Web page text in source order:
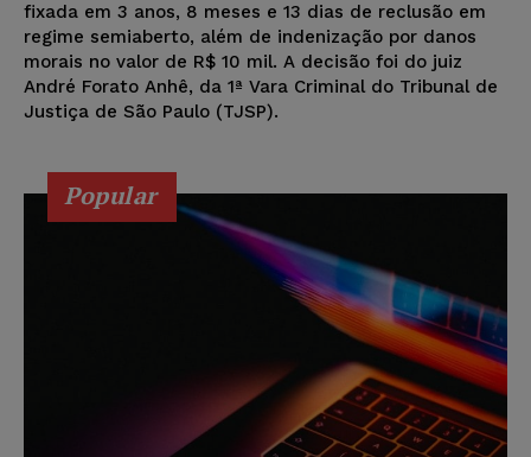
fixada em 3 anos, 8 meses e 13 dias de reclusão em
regime semiaberto, além de indenização por danos
morais no valor de R$ 10 mil. A decisão foi do juiz
André Forato Anhê, da 1ª Vara Criminal do Tribunal de
Justiça de São Paulo (TJSP).
Popular